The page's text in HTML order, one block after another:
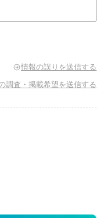
情報の誤りを送信する
調査・掲載希望を送信する